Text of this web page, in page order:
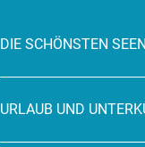
DIE SCHÖNSTEN SEEN
URLAUB UND